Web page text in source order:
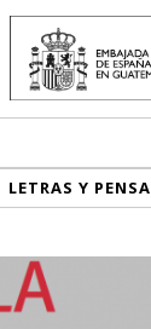
LETRAS Y